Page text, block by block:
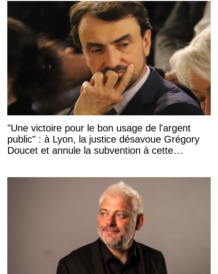
"Une victoire pour le bon usage de l'argent
public" : à Lyon, la justice désavoue Grégory
Doucet et annule la subvention à cette